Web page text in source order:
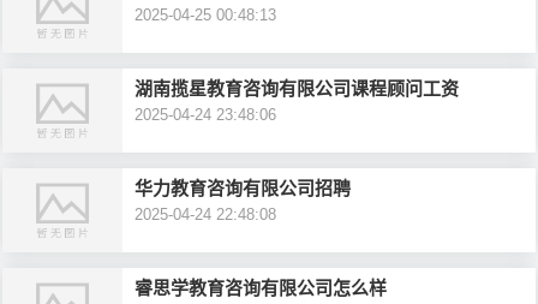
2025-04-25 00:48:13
湖南揽星教育咨询有限公司课程顾问工资
2025-04-24 23:48:06
华力教育咨询有限公司招聘
2025-04-24 22:48:08
睿思学教育咨询有限公司怎么样